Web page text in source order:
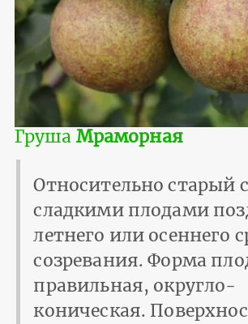
Груша Мраморная
Относительно старый
сладкими плодами
летнего или осеннего
созревания. Форма
правильная, округло-
коническая.